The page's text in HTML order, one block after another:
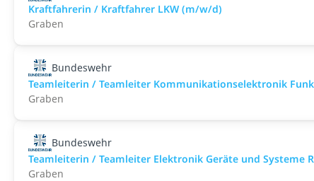
Kraftfahrerin / Kraftfahrer LKW (m/w/d)
Graben
Bundeswehr
Teamleiterin / Teamleiter Kommunikationselektronik
Graben
Bundeswehr
Teamleiterin / Teamleiter Elektronik Geräte und Systeme
Graben